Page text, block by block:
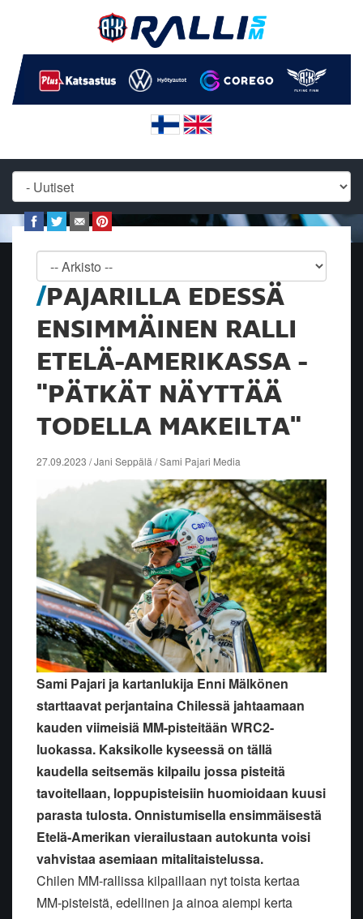
PAJARILLA EDESSÄ
ENSIMMÄINEN RALLI
ETELÄ-AMERIKASSA -
"PÄTKÄT NÄYTTÄÄ
TODELLA MAKEILTA"
27.09.2023 / Jani Seppälä / Sami Pajari Media
Sami Pajari ja kartanlukija Enni Mälkönen
starttaavat perjantaina Chilessä jahtaamaan
kauden viimeisiä MM-pisteitään WRC2-
luokassa. Kaksikolle kyseessä on tällä
kaudella seitsemäs kilpailu jossa pisteitä
tavoitellaan, loppupisteisiin huomioidaan kuusi
parasta tulosta. Onnistumisella ensimmäisestä
Etelä-Amerikan vierailustaan autokunta voisi
vahvistaa asemiaan mitalitaistelussa.
Chilen MM-rallissa kilpaillaan nyt toista kertaa
MM-pisteistä, edellinen ja ainoa aiempi kerta